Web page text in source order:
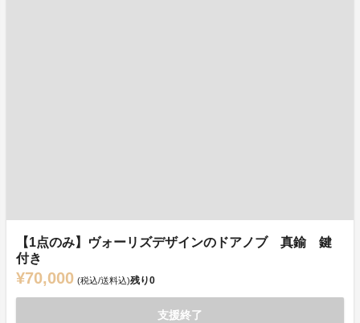
【1点のみ】ヴォーリズデザインのドアノブ 真鍮 鍵
付き
¥70,000 (税込/送料込)残り0
支援終了